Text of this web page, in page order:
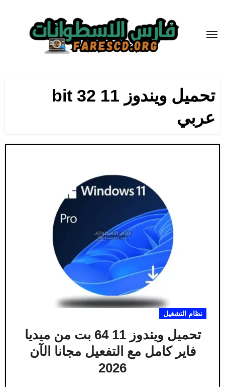
المحتوى
تحميل ويندوز 11 bit 32
عربي
نظام التشغيل
تحميل ويندوز 11 64 بت من ميديا
فاير كامل مع التفعيل مجانا الآن
2026